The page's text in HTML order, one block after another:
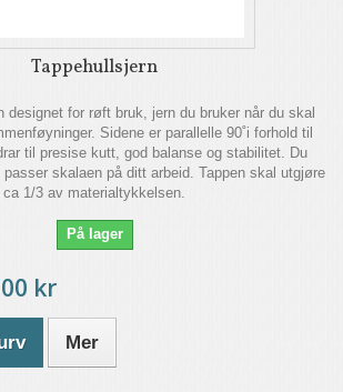
Tappehullsjern
designet for røft bruk, jern du bruker når du skal
Sidene er parallelle 90˚i forhold til
til presise kutt, god balanse og stabilitet. Du
skalaen på ditt arbeid. Tappen skal utgjøre
ca 1/3 av materialtykkelsen.
På lager
kr
Mer